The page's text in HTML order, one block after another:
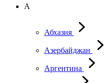
А
Абхазия
Азербайджан
Аргентина